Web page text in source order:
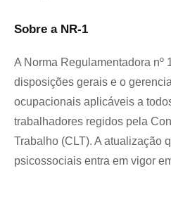
Sobre a NR-1
A Norma Regulamentadora nº
disposições gerais e o
ocupacionais aplicáveis a
trabalhadores regidos pela
Trabalho (CLT). A atualização
psicossociais entra em vigor